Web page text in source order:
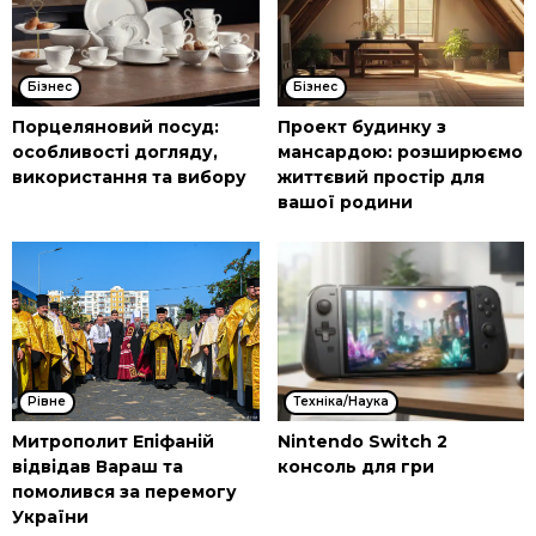
Бізнес
Порцеляновий посуд:
особливості догляду,
використання та вибору
Бізнес
Проект будинку з
мансардою: розширюємо
життєвий простір для
вашої родини
Рівне
Митрополит Епіфаній
відвідав Вараш та
помолився за перемогу
України
Техніка/Наука
Nintendo Switch 2
консоль для гри